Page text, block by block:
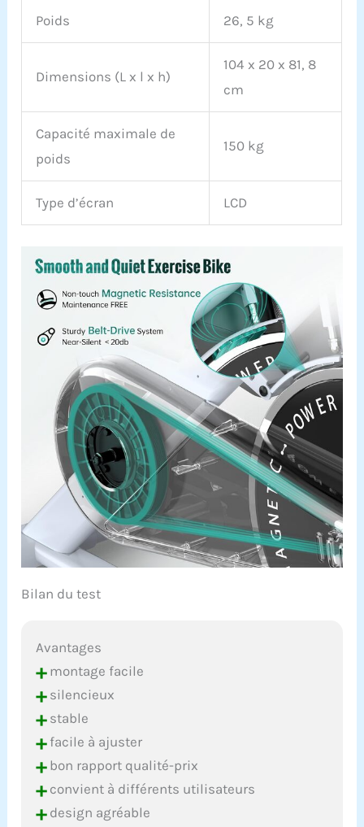
Poids 26, 5 kg
Dimensions (L x l x h)
104 x 20 x 81, 8
cm
Capacité maximale de
poids
150 kg
Type d’écran LCD
Bilan du test
Avantages
+montage facile
+silencieux
+stable
+facile à ajuster
+bon rapport qualité-prix
+convient à différents utilisateurs
+design agréable